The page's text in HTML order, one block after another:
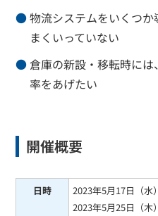
物流システムをいくつ
まくいっていない
倉庫の新設・移転時に
率をあげたい
開催概要
日時
2023年5月17日（水
2023年5月25日（木